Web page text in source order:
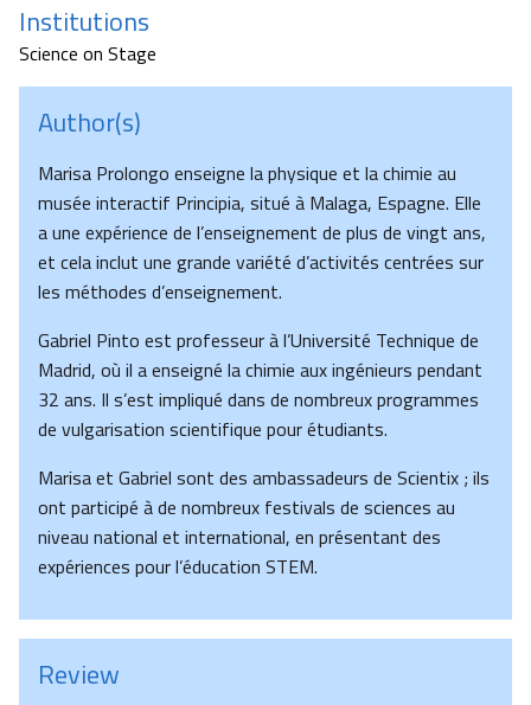
Institutions
Science on Stage
Author(s)
Marisa Prolongo enseigne la physique et la chimie au
musée interactif Principia, situé à Malaga, Espagne. Elle
a une expérience de l’enseignement de plus de vingt ans,
et cela inclut une grande variété d’activités centrées sur
les méthodes d’enseignement.
Gabriel Pinto est professeur à l’Université Technique de
Madrid, où il a enseigné la chimie aux ingénieurs pendant
32 ans. Il s’est impliqué dans de nombreux programmes
de vulgarisation scientifique pour étudiants.
Marisa et Gabriel sont des ambassadeurs de Scientix ; ils
ont participé à de nombreux festivals de sciences au
niveau national et international, en présentant des
expériences pour l’éducation STEM.
Review